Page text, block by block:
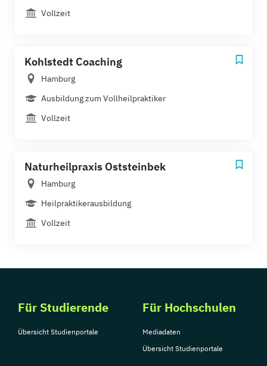
Vollzeit
Kohlstedt Coaching
Hamburg
Ausbildung zum Vollheilpraktiker
Vollzeit
Naturheilpraxis Oststeinbek
Hamburg
Heilpraktikerausbildung
Vollzeit
Für Studierende
Übersicht Studienportale
Für Hochschulen
Mediadaten
Übersicht Studienportale